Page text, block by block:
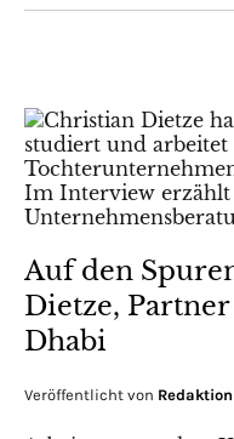
Auf den
Dietze,
Dhabi
Veröffentlicht von Redaktion